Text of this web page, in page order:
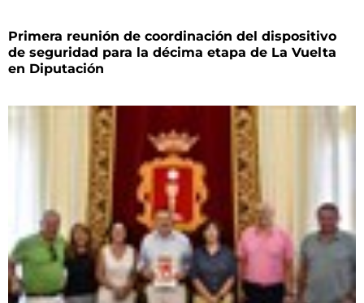
Primera reunión de coordinación del dispositivo
de seguridad para la décima etapa de La Vuelta
en Diputación